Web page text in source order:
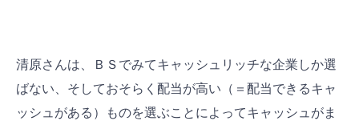
清原さんは、ＢＳでみてキャッシュリッチな企業しか選
ばない、そしておそらく配当が高い（＝配当できるキャ
ッシュがある）ものを選ぶことによってキャッシュがま